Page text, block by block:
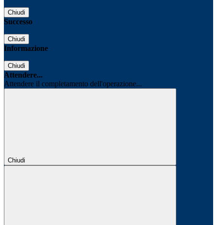
Chiudi
Successo
Chiudi
Informazione
Chiudi
Attendere...
Attendere il completamento dell'operazione...
Chiudi